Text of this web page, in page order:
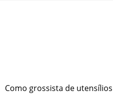
Como grossista de